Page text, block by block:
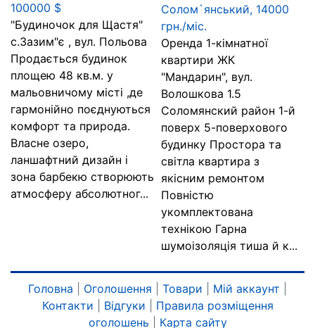
100000 $
"Будиночок для Щастя"
с.Зазим"є , вул. Польова
Продається будинок
площею 48 кв.м. у
мальовничому місті ,де
гармонійно поєднуються
комфорт та природа.
Власне озеро,
ланшафтний дизайн і
зона барбекю створюють
атмосферу абсолютног...
Солом`янський, 14000
грн./міс.
Оренда 1-кімнатної
квартири ЖК
"Мандарин", вул.
Волошкова 1.5
Соломянский район 1-й
поверх 5-поверхового
будинку Простора та
світла квартира з
якісним ремонтом
Повністю
укомплектована
технікою Гарна
шумоізоляція тиша й к...
Головна Оголошення Товари Мій аккаунт
Контакти
Відгуки
Правила розміщення
оголошень
Карта сайту